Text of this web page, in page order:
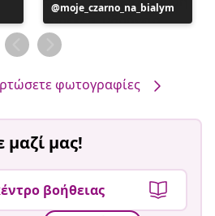
Η
ανάρτηση
δημοσιεύθηκε
από
moje_czarno_na_bialym
φωτογραφίες
μαζί μας!
βοήθειας